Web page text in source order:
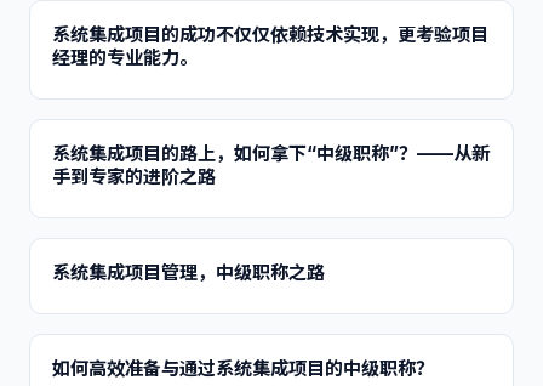
系统集成项目的成功不仅仅依赖技术实现，更考验项目
经理的专业能力。
系统集成项目的路上，如何拿下“中级职称”？——从新
手到专家的进阶之路
系统集成项目管理，中级职称之路
如何高效准备与通过系统集成项目的中级职称？